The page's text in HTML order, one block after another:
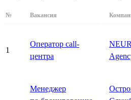
№ Вакансия
1
Оператор call-
центра
Менеджер